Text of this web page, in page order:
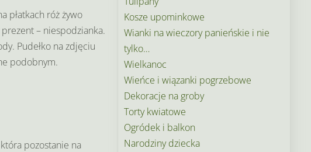
płatkach róż żywo
– niespodzianka.
Pudełko na zdjęciu
podobnym.
pozostanie na
Kosze upominkowe
Wianki na wieczory panieńskie i nie
tylko…
Wielkanoc
Wieńce i wiązanki pogrzebowe
Dekoracje na groby
Torty kwiatowe
Ogródek i balkon
Narodziny dziecka